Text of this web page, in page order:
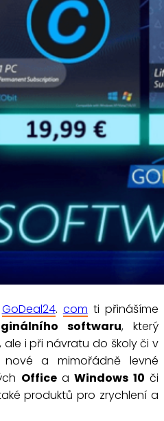
GoDeal24. com ti přinášíme
softwaru, který
i při návratu do školy či v
nové a mimořádně levné
OfficeaWindows 10 či
produktů pro zrychlení a